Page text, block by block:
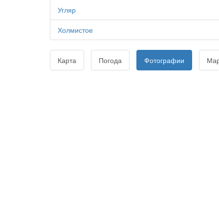
Угляр
Холмистое
Карта Погода Фотографии